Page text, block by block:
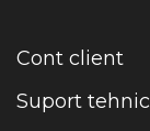
Cont client
Suport tehnic